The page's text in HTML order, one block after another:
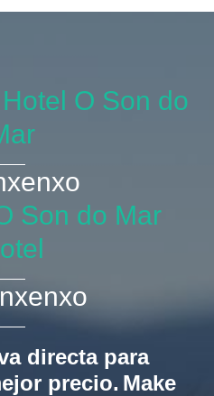
Hotel O Son do
Son do Mar
directa para
precio. Make